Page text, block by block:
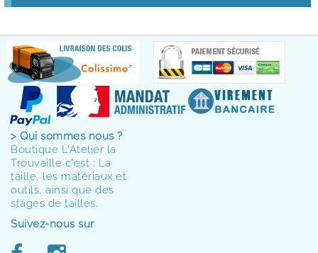
> Qui sommes nous ?
Boutique L'Atelier la
Trouvaille c'est : La
taille, les matériaux et
outils, ainsi que des
stages de tailles.
Suivez-nous sur